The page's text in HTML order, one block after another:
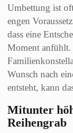
Umbettung ist
engen
dass eine
Moment anfühlt.
Wunsch nach
entsteht, kann
Mitunter
Reihengrab